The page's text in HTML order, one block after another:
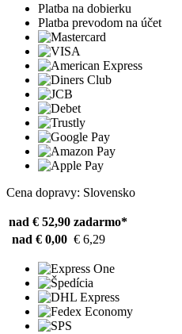
Platba na dobierku
Platba prevodom na účet
Cena dopravy: Slovensko
nad € 52,90 zadarmo*
nad € 0,00 € 6,29